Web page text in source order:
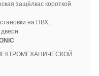
защёлкас короткой
на ПВХ,